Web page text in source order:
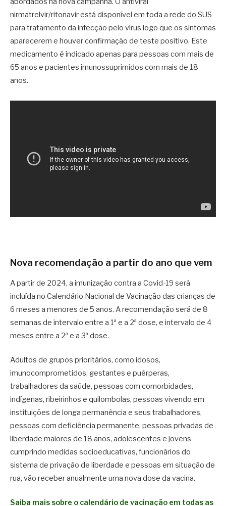
nirmatrelvir/ritonavir está disponível em toda a rede do SUS
para tratamento da infecção pelo vírus logo que os sintomas
aparecerem e houver confirmação de teste positivo. Este
medicamento é indicado apenas para pessoas com mais de
65 anos e pacientes imunossuprimidos com mais de 18
anos.
Nova recomendação a partir do ano que vem
A partir de 2024, a imunização contra a Covid-19 será
incluída no Calendário Nacional de Vacinação das crianças de
6 meses a menores de 5 anos. A recomendação será de 8
semanas de intervalo entre a 1ª e a 2ª dose, e intervalo de 4
meses entre a 2ª e a 3ª dose.
Adultos de grupos prioritários, como idosos,
imunocomprometidos, gestantes e puérperas,
trabalhadores da saúde, pessoas com comorbidades,
indígenas, ribeirinhos e quilombolas, pessoas vivendo em
instituições de longa permanência e seus trabalhadores,
pessoas com deficiência permanente, pessoas privadas de
liberdade maiores de 18 anos, adolescentes e jovens
cumprindo medidas socioeducativas, funcionários do
sistema de privação de liberdade e pessoas em situação de
rua, vão receber anualmente uma nova dose da vacina.
Saiba mais sobre o calendário de vacinação em todas as